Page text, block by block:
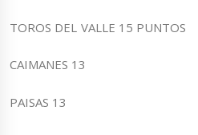
TOROS DEL VALLE 15 PUNTOS
CAIMANES 13
PAISAS 13